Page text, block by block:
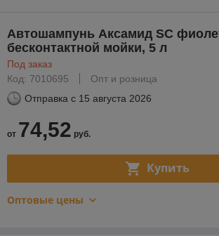
Автошампунь Аксамид SC
бесконтактной мойки, 5 л
Под заказ
Код: 7010695
Опт и розница
Отправка с 15 августа 2026
от 74,52 руб.
Купить
Оптовые цены